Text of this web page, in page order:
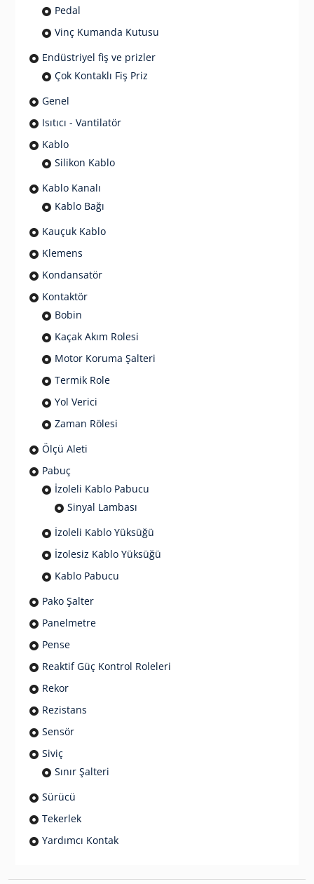
Pedal
Vinç Kumanda Kutusu
Endüstriyel fiş ve prizler
Çok Kontaklı Fiş Priz
Genel
Isıtıcı - Vantilatör
Kablo
Silikon Kablo
Kablo Kanalı
Kablo Bağı
Kauçuk Kablo
Klemens
Kondansatör
Kontaktör
Bobin
Kaçak Akım Rolesi
Motor Koruma Şalteri
Termik Role
Yol Verici
Zaman Rölesi
Ölçü Aleti
Pabuç
İzoleli Kablo Pabucu
Sinyal Lambası
İzoleli Kablo Yüksüğü
İzolesiz Kablo Yüksüğü
Kablo Pabucu
Pako Şalter
Panelmetre
Pense
Reaktif Güç Kontrol Roleleri
Rekor
Rezistans
Sensör
Siviç
Sınır Şalteri
Sürücü
Tekerlek
Yardımcı Kontak